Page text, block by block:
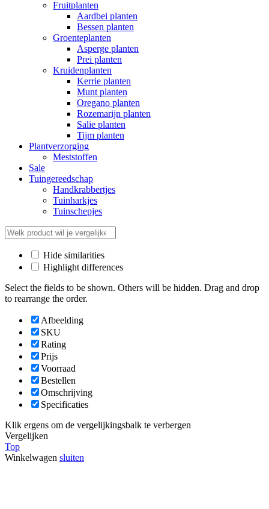
Fruitplanten
Aardbei planten
Bessen planten
Groenteplanten
Asperge planten
Prei planten
Kruidenplanten
Kerrie planten
Munt planten
Oregano planten
Rozemarijn planten
Salie planten
Tijm planten
Plantverzorging
Meststoffen
Sale
Tuingereedschap
Handkrabbertjes
Tuinharkjes
Tuinschepjes
Hide similarities
Highlight differences
Select the fields to be shown. Others will be hidden. Drag and drop
to rearrange the order.
Afbeelding
SKU
Rating
Prijs
Voorraad
Bestellen
Omschrijving
Specificaties
Klik ergens om de vergelijkingsbalk te verbergen
Vergelijken
Top
Winkelwagen sluiten